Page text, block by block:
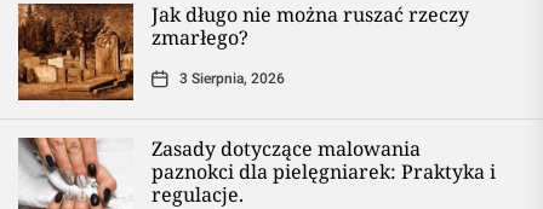
Jak długo nie można ruszać rzeczy
zmarłego?
3 Sierpnia, 2026
Zasady dotyczące malowania
paznokci dla pielęgniarek: Praktyka i
regulacje.